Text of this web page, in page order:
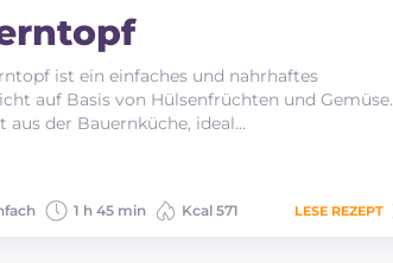
ist ein einfaches und nahrhaftes
auf Basis von Hülsenfrüchten und Gemüse.
aus der Bauernküche, ideal…
1 h 45 min Kcal 571 LESE REZEPT